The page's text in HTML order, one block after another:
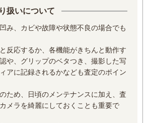
扱いについて
み、カビや故障や状態不良の場合でも
反応するか、各機能がきちんと動作す
や、グリップのベタつき、撮影した写
アに記録されるかなども査定のポイン
ため、日頃のメンテナンスに加え、査
メラを綺麗にしておくことも重要で